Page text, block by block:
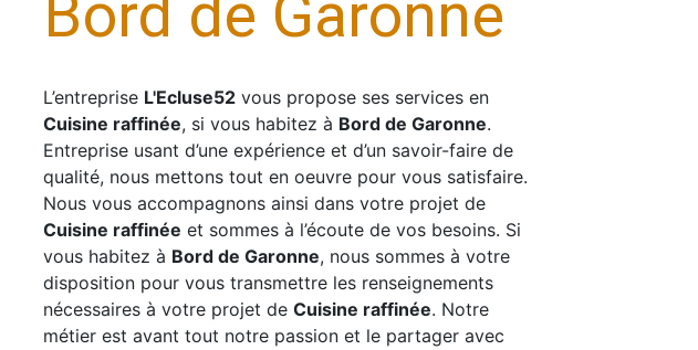
Bord de Garonne
L’entreprise L'Ecluse52 vous propose ses services en
Cuisine raffinée, si vous habitez à Bord de Garonne.
Entreprise usant d’une expérience et d’un savoir-faire de
qualité, nous mettons tout en oeuvre pour vous satisfaire.
Nous vous accompagnons ainsi dans votre projet de
Cuisine raffinée et sommes à l’écoute de vos besoins. Si
vous habitez à Bord de Garonne, nous sommes à votre
disposition pour vous transmettre les renseignements
nécessaires à votre projet de Cuisine raffinée. Notre
métier est avant tout notre passion et le partager avec